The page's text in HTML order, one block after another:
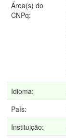
Área(s) do
CNPq:
Idioma:
País:
Instituição: